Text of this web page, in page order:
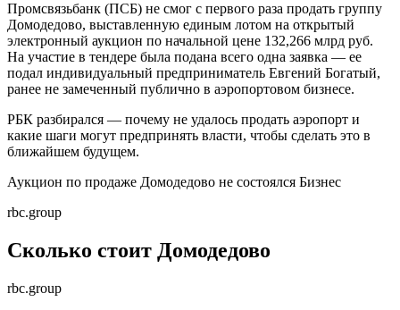
Промсвязьбанк (ПСБ) не смог с первого раза продать группу
Домодедово, выставленную единым лотом на открытый
электронный аукцион по начальной цене 132,266 млрд руб.
На участие в тендере была подана всего одна заявка — ее
подал индивидуальный предприниматель Евгений Богатый,
ранее не замеченный публично в аэропортовом бизнесе.
РБК разбирался — почему не удалось продать аэропорт и
какие шаги могут предпринять власти, чтобы сделать это в
ближайшем будущем.
Аукцион по продаже Домодедово не состоялся Бизнес
rbc.group
Сколько стоит Домодедово
rbc.group